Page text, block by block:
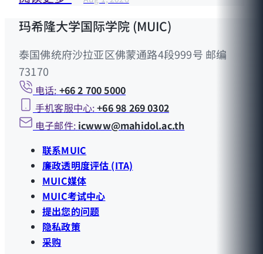
玛希隆大学国际学院 (MUIC)
泰国佛统府沙拉亚区佛蒙通路4段999号 邮编
73170
电话: +66 2 700 5000
手机客服中心:+66 98 269 0302
电子邮件: icwww@mahidol.ac.th
联系MUIC
廉政透明度评估 (ITA)
MUIC媒体
MUIC考试中心
提出您的问题
隐私政策
采购